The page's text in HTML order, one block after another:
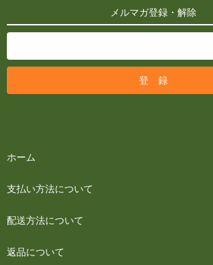
メルマガ登録・解除
ホーム
支払い方法について
配送方法について
返品について